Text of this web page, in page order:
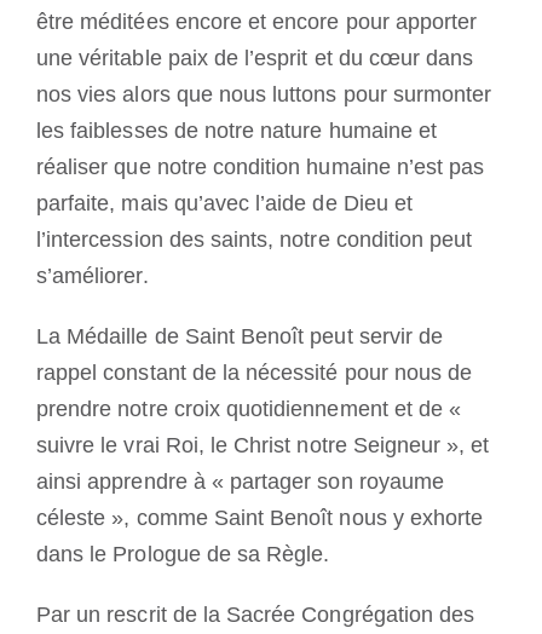
être méditées encore et encore pour apporter
une véritable paix de l’esprit et du cœur dans
nos vies alors que nous luttons pour surmonter
les faiblesses de notre nature humaine et
réaliser que notre condition humaine n’est pas
parfaite, mais qu’avec l’aide de Dieu et
l’intercession des saints, notre condition peut
s’améliorer.
La Médaille de Saint Benoît peut servir de
rappel constant de la nécessité pour nous de
prendre notre croix quotidiennement et de «
suivre le vrai Roi, le Christ notre Seigneur », et
ainsi apprendre à « partager son royaume
céleste », comme Saint Benoît nous y exhorte
dans le Prologue de sa Règle.
Par un rescrit de la Sacrée Congrégation des